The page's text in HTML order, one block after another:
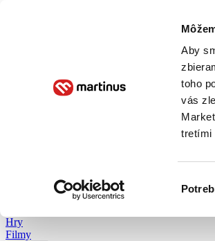
Aby
toho
vás
tretími
Poukážky
Hry
Filmy